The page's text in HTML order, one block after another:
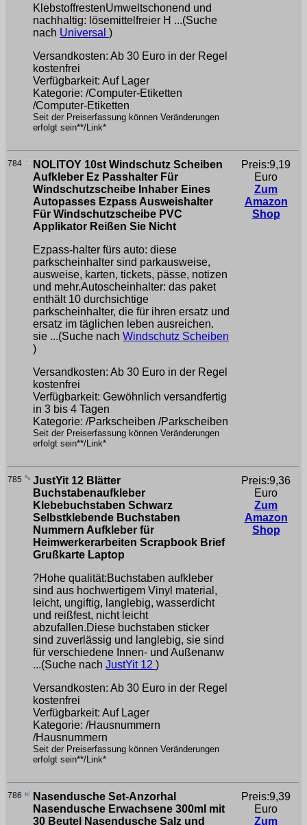
KlebstoffrestenUmweltschonend und
nachhaltig: lösemittelfreier H ...(Suche
nach Universal )
Versandkosten: Ab 30 Euro in der Regel
kostenfrei
Verfügbarkeit: Auf Lager
Kategorie: /Computer-Etiketten
/Computer-Etiketten
Seit der Preiserfassung können Veränderungen
erfolgt sein**/Link*
784
NOLITOY 10st Windschutz Scheiben
Aufkleber Ez Passhalter Für
Windschutzscheibe Inhaber Eines
Autopasses Ezpass Ausweishalter
Für Windschutzscheibe PVC
Applikator Reißen Sie Nicht
Ezpass-halter fürs auto: diese
parkscheinhalter sind parkausweise,
ausweise, karten, tickets, pässe, notizen
und mehr.Autoscheinhalter: das paket
enthält 10 durchsichtige
parkscheinhalter, die für ihren ersatz und
ersatz im täglichen leben ausreichen.
sie ...(Suche nach Windschutz Scheiben
)
Versandkosten: Ab 30 Euro in der Regel
kostenfrei
Verfügbarkeit: Gewöhnlich versandfertig
in 3 bis 4 Tagen
Kategorie: /Parkscheiben /Parkscheiben
Seit der Preiserfassung können Veränderungen
erfolgt sein**/Link*
Preis:9,19
Euro
Zum
Amazon
Shop
785
JustYit 12 Blätter
Buchstabenaufkleber
Klebebuchstaben Schwarz
Selbstklebende Buchstaben
Nummern Aufkleber für
Heimwerkerarbeiten Scrapbook Brief
Grußkarte Laptop
?Hohe qualität:Buchstaben aufkleber
sind aus hochwertigem Vinyl material,
leicht, ungiftig, langlebig, wasserdicht
und reißfest, nicht leicht
abzufallen.Diese buchstaben sticker
sind zuverlässig und langlebig, sie sind
für verschiedene Innen- und Außenanw
...(Suche nach JustYit 12 )
Versandkosten: Ab 30 Euro in der Regel
kostenfrei
Verfügbarkeit: Auf Lager
Kategorie: /Hausnummern
/Hausnummern
Seit der Preiserfassung können Veränderungen
erfolgt sein**/Link*
Preis:9,36
Euro
Zum
Amazon
Shop
786
Nasendusche Set-Anzorhal
Nasendusche Erwachsene 300ml mit
30 Beutel Nasendusche Salz und
Preis:9,39
Euro
Zum